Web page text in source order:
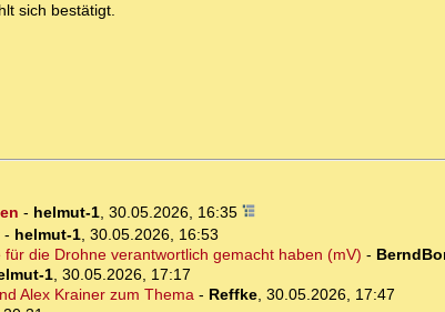
sich bestätigt.
- helmut-1, 30.05.2026, 16:35
- helmut-1, 30.05.2026, 16:53
die Drohne verantwortlich gemacht haben (mV) -
1, 30.05.2026, 17:17
Alex Krainer zum Thema- Reffke, 30.05.2026, 17:47